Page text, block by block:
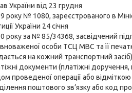
України від 23 грудня
року № 1080, зареєстрованого в
України 24 січня
року за № 85/34368, засвідчений
особи ТСЦ МВС та її
на кожний транспортний
документи (платіжні доручення,
проведеної операції або відміткою
поштового зв’язку або код